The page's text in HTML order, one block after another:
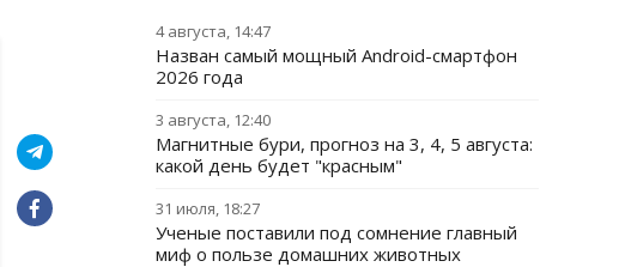
4 августа, 14:47
Назван самый мощный Android-смартфон
2026 года
3 августа, 12:40
Магнитные бури, прогноз на 3, 4, 5 августа:
какой день будет "красным"
31 июля, 18:27
Ученые поставили под сомнение главный
миф о пользе домашних животных